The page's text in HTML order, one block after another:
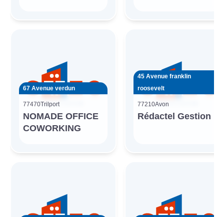
67 Avenue verdun
77470Trilport
NOMADE OFFICE
COWORKING
45 Avenue franklin
roosevelt
77210Avon
Rédactel Gestion